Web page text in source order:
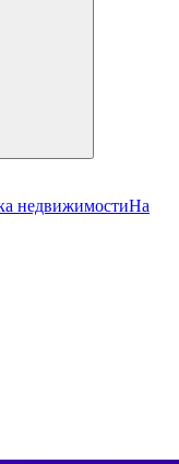
недвижимостиНа